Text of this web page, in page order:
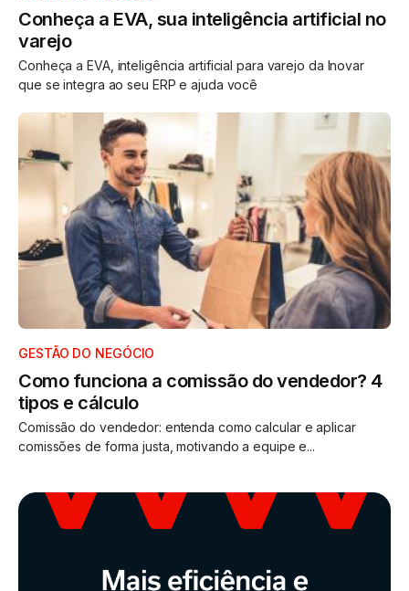
Conheça a EVA, sua inteligência artificial no
varejo
Conheça a EVA, inteligência artificial para varejo da Inovar
que se integra ao seu ERP e ajuda você
GESTÃO DO NEGÓCIO
Como funciona a comissão do vendedor? 4
tipos e cálculo
Comissão do vendedor: entenda como calcular e aplicar
comissões de forma justa, motivando a equipe e...